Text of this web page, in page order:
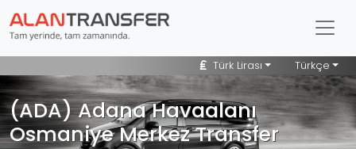
Türk Lirası Türkçe
(ADA) Adana Havaalanı
Osmaniye Merkez Transfer